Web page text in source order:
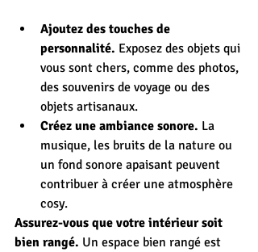
Ajoutez des touches de
personnalité. Exposez des objets qui
vous sont chers, comme des photos,
des souvenirs de voyage ou des
objets artisanaux.
Créez une ambiance sonore. La
musique, les bruits de la nature ou
un fond sonore apaisant peuvent
contribuer à créer une atmosphère
cosy.
Assurez-vous que votre intérieur soit
bien rangé. Un espace bien rangé est